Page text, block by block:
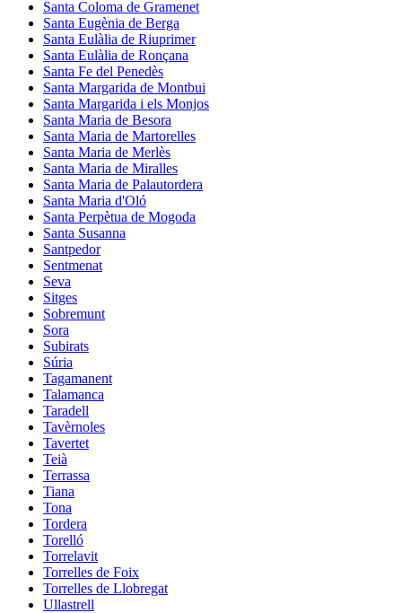
Santa Coloma de Gramenet
Santa Eugènia de Berga
Santa Eulàlia de Riuprimer
Santa Eulàlia de Ronçana
Santa Fe del Penedès
Santa Margarida de Montbui
Santa Margarida i els Monjos
Santa Maria de Besora
Santa Maria de Martorelles
Santa Maria de Merlès
Santa Maria de Miralles
Santa Maria de Palautordera
Santa Maria d'Oló
Santa Perpètua de Mogoda
Santa Susanna
Santpedor
Sentmenat
Seva
Sitges
Sobremunt
Sora
Subirats
Súria
Tagamanent
Talamanca
Taradell
Tavèrnoles
Tavertet
Teià
Terrassa
Tiana
Tona
Tordera
Torelló
Torrelavit
Torrelles de Foix
Torrelles de Llobregat
Ullastrell